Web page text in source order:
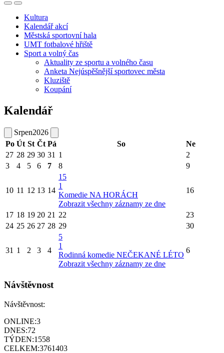
Kultura
Kalendář akcí
Městská sportovní hala
UMT fotbalové hřiště
Sport a volný čas
Aktuality ze sportu a volného času
Anketa Nejúspěšnější sportovec města
Kluziště
Koupání
Kalendář
Srpen2026
Po Út St Čt Pá So
Ne
27 28 29 30 31 1
2
3
4 5 6 7 8 9
10 11 12 13 14
15
1
Komedie NA HORÁCH
Zobrazit všechny záznamy ze dne
16
17 18 19 20 21 22
23
24 25 26 27 28 29 30
31 1 2 3 4
5
1
Rodinná komedie NEČEKANÉ LÉTO
Zobrazit všechny záznamy ze dne
6
Návštěvnost
Návštěvnost:
ONLINE:3
DNES:72
TÝDEN:1558
CELKEM:3761403